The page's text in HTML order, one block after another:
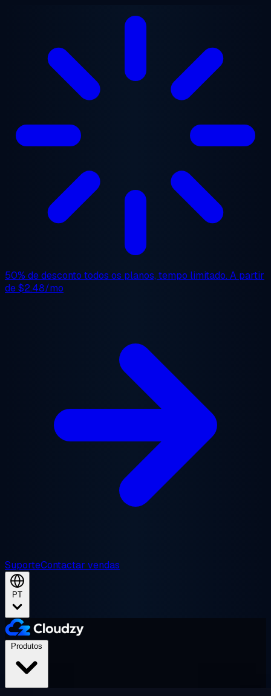
Saltar para o conteúdo principal
50% de desconto todos os planos, tempo limitado. A partir
de$2.48/mo
SuporteContactar vendas
PT